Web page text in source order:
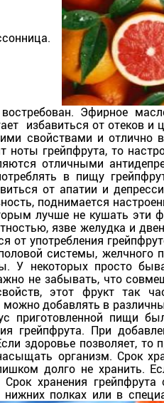
Эфирное
избавиться от отеков
свойствами и отлично
ноты грейпфрута, то
отличными
в пищу
от апатии и
поднимается
лучше не кушать эти
язве желудка и
от употребления
системы, желчного
У некоторых просто
не забывать, что
этот фрукт так
добавлять в
приготовленной пищи
грейпфрута. При
здоровье позволяет, то
организм. Срок
долго не хранить.
хранения грейпфрута
полках или в